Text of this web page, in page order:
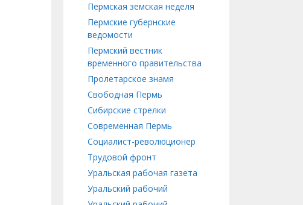
Пермская земская неделя
Пермские губернские
ведомости
Пермский вестник
временного правительства
Пролетарское знамя
Свободная Пермь
Сибирские стрелки
Современная Пермь
Социалист-революционер
Трудовой фронт
Уральская рабочая газета
Уральский рабочий